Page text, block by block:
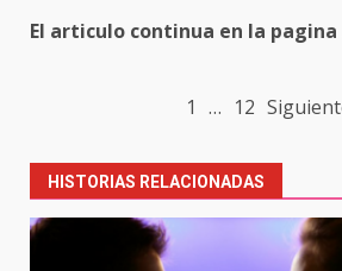
El articulo continua en la
1 … 12
HISTORIAS RELACIONADAS